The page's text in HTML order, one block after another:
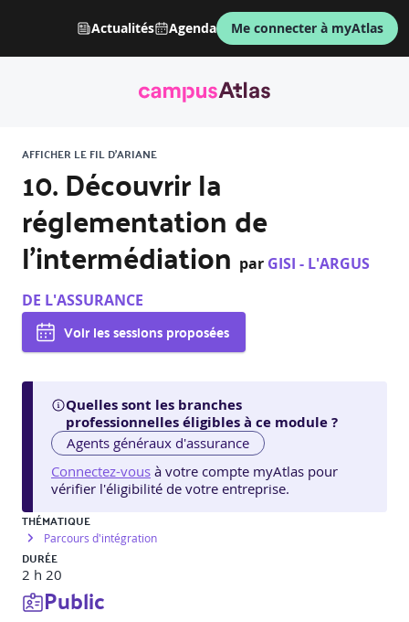
Actualités Agenda Me connecter à myAtlas
AFFICHER LE FIL D'ARIANE
10. Découvrir la
réglementation de
l’intermédiation par GISI - L'ARGUS
DE L'ASSURANCE
Voir les sessions proposées
Quelles sont les branches
professionnelles éligibles à ce module ?
Agents généraux d'assurance
Connectez-vous à votre compte myAtlas pour
vérifier l'éligibilité de votre entreprise.
THÉMATIQUE
Parcours d'intégration
DURÉE
2 h 20
Public